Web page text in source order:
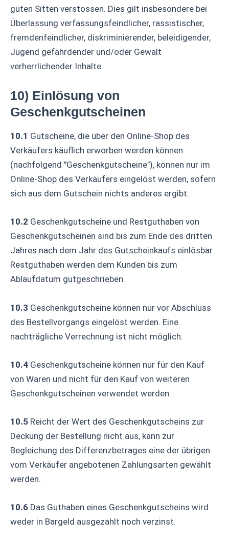
guten Sitten verstossen. Dies gilt insbesondere bei
Überlassung verfassungsfeindlicher, rassistischer,
fremdenfeindlicher, diskriminierender, beleidigender,
Jugend gefährdender und/oder Gewalt
verherrlichender Inhalte.
10) Einlösung von
Geschenkgutscheinen
10.1 Gutscheine, die über den Online-Shop des
Verkäufers käuflich erworben werden können
(nachfolgend "Geschenkgutscheine"), können nur im
Online-Shop des Verkäufers eingelöst werden, sofern
sich aus dem Gutschein nichts anderes ergibt.
10.2 Geschenkgutscheine und Restguthaben von
Geschenkgutscheinen sind bis zum Ende des dritten
Jahres nach dem Jahr des Gutscheinkaufs einlösbar.
Restguthaben werden dem Kunden bis zum
Ablaufdatum gutgeschrieben.
10.3 Geschenkgutscheine können nur vor Abschluss
des Bestellvorgangs eingelöst werden. Eine
nachträgliche Verrechnung ist nicht möglich.
10.4 Geschenkgutscheine können nur für den Kauf
von Waren und nicht für den Kauf von weiteren
Geschenkgutscheinen verwendet werden.
10.5 Reicht der Wert des Geschenkgutscheins zur
Deckung der Bestellung nicht aus, kann zur
Begleichung des Differenzbetrages eine der übrigen
vom Verkäufer angebotenen Zahlungsarten gewählt
werden.
10.6 Das Guthaben eines Geschenkgutscheins wird
weder in Bargeld ausgezahlt noch verzinst.